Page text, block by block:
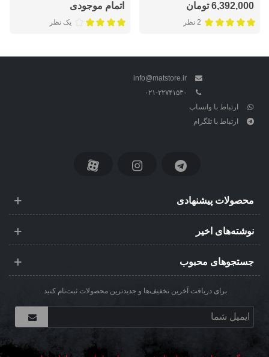
6,392,000 تومان
2 نظر
اتمام موجودی
یک نظر
info@matstore.ir
۰۲۱-۲۲۷۴۱۵۳۰
ارتباط با واتساپ
ارتباط با تلگرام
محصولات پیشنهادی
نوشته‌های اخیر
جستجوهای محبوب
برای دریافت آخرین تخفیف‌ها و جدیدترین محصولات ثبت‌نام کنید.